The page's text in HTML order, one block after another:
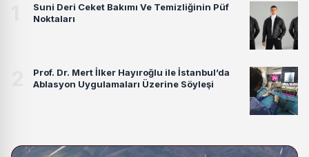
Suni Deri Ceket Bakımı Ve Temizliğinin Püf
Noktaları
Prof. Dr. Mert İlker Hayıroğlu ile İstanbul’da
Ablasyon Uygulamaları Üzerine Söyleşi